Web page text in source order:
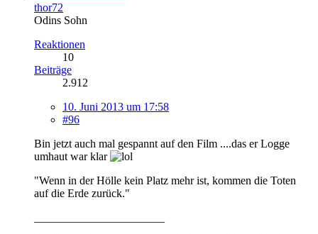
thor72
Odins Sohn
Reaktionen
10
Beiträge
2.912
10. Juni 2013 um 17:58
#96
Bin jetzt auch mal gespannt auf den Film ....das er Logge
umhaut war klar
"Wenn in der Hölle kein Platz mehr ist, kommen die Toten
auf die Erde zurück."